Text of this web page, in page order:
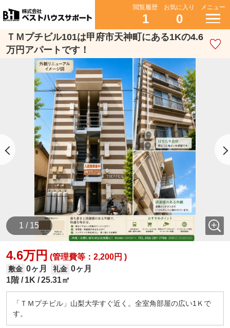
閲覧履歴
1
お気に入り
0
メニュー
ＴＭプチビル101は甲府市天神町にある1Kの4.6
万円アパートです！
1 / 15
4.6万円 (管理費等：2,200円 )
敷金 0ヶ月 礼金 0ヶ月
1階
1K 25.31㎡
「ＴＭプチビル」山梨大学すぐ近く。全室角部屋の広い1Ｋで
す。